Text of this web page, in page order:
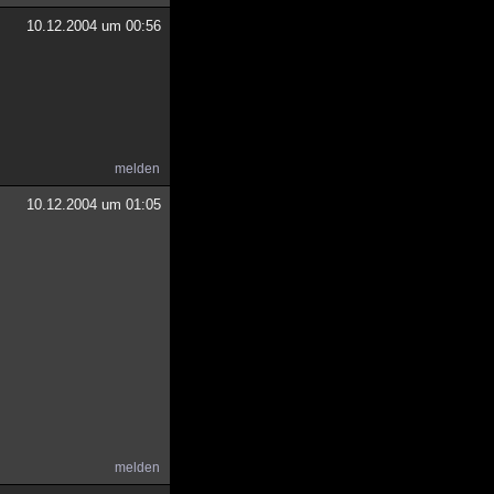
10.12.2004 um 00:56
melden
10.12.2004 um 01:05
melden